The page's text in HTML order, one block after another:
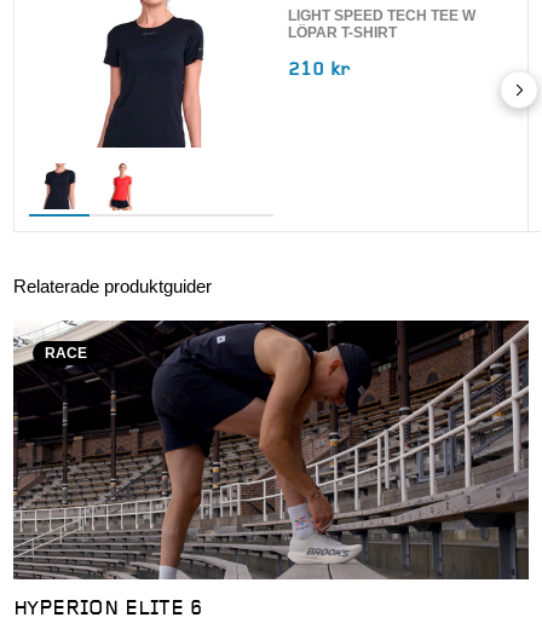
LIGHT SPEED TECH TEE W
LÖPAR T-SHIRT
210 kr
Relaterade produktguider
RACE
HYPERION ELITE 6